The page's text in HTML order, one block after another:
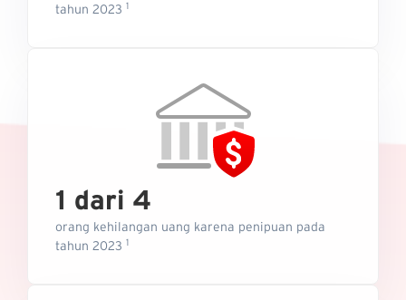
tahun 2023 1
1 dari 4
orang kehilangan uang karena penipuan pada
tahun 2023 1